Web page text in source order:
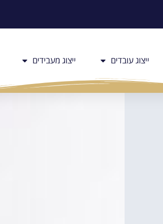
ייצוג עובדים ייצוג מעבידים